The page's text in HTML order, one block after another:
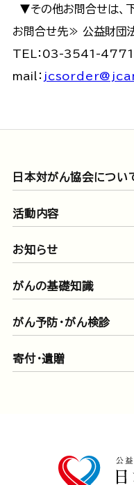
▼その他お問合せは、
お問合せ先≫ 公益財団
TEL：03-3541-
mail：
日本対がん協会につい
活動内容
お知らせ
がんの基礎知識
がん予防・がん検診
寄付・遺贈